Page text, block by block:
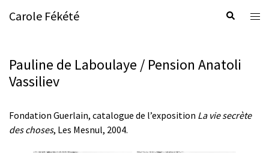
Carole Fékété Rechercher
Pauline de Laboulaye / Pension Anatoli
Vassiliev
Fondation Guerlain, catalogue de l’exposition La vie secrète
des choses, Les Mesnul, 2004.